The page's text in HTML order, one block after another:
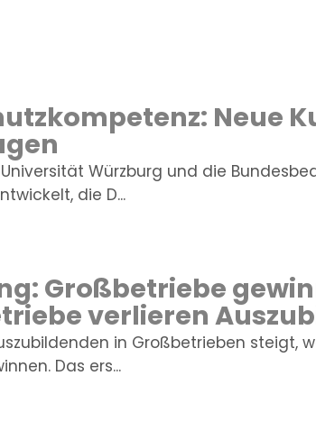
Neue
Würzburg und die
die D...
Großbetriebe
verlieren
in Großbetrieben steigt,
Das ers...